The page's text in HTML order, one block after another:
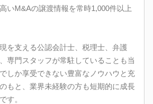
いM&Aの譲渡情報を常時1,000件以上
を支える公認会計士、税理士、弁護
専門スタッフが常駐していることも当
しか享受できない豊富なノウハウと充
もと、業界未経験の方も短期的に成長
す。